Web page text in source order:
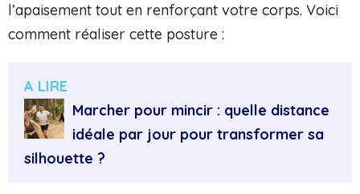
l’apaisement tout en renforçant votre corps. Voici
comment réaliser cette posture :
A LIRE
Marcher pour mincir : quelle distance
idéale par jour pour transformer sa
silhouette ?